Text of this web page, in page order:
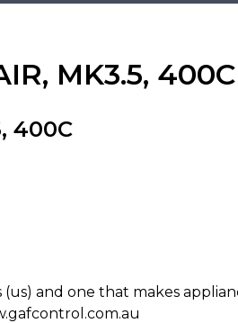
MK3.5, 400C
400C
and one that makes